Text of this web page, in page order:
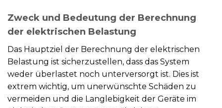
Zweck und Bedeutung der Berechnung
der elektrischen Belastung
Das Hauptziel der Berechnung der elektrischen
Belastung ist sicherzustellen, dass das System
weder überlastet noch unterversorgt ist. Dies ist
extrem wichtig, um unerwünschte Schäden zu
vermeiden und die Langlebigkeit der Geräte im